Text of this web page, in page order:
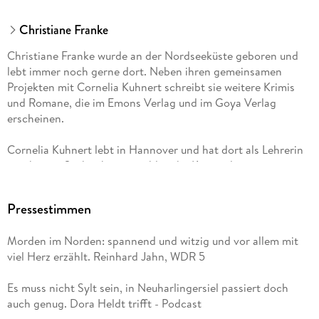
Christiane Franke
Christiane Franke wurde an der Nordseeküste geboren und
lebt immer noch gerne dort. Neben ihren gemeinsamen
Projekten mit Cornelia Kuhnert schreibt sie weitere Krimis
und Romane, die im Emons Verlag und im Goya Verlag
erscheinen.
Cornelia Kuhnert lebt in Hannover und hat dort als Lehrerin
gearbeitet. Sie hat bereits zahlreiche Kriminalromane
Neben ihrer Bestsellerserie um Henner, Rudi und Rosa
Heißmangelbetreiberin Martha Frisch, die in den
Fünfzigerjahren in Leer ermittelt.
Mehr über die Autorinnen unter: www. kuestenkrimi. de
Pressestimmen
Morden im Norden: spannend und witzig und vor allem mit
viel Herz erzählt. Reinhard Jahn, WDR 5
Es muss nicht Sylt sein, in Neuharlingersiel passiert doch
auch genug. Dora Heldt trifft - Podcast